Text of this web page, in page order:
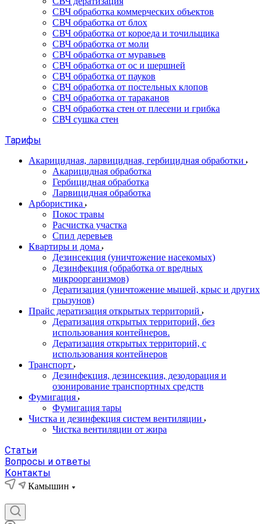
СВЧ обработка коммерческих объектов
СВЧ обработка от блох
СВЧ обработка от короеда и точильщика
СВЧ обработка от моли
СВЧ обработка от муравьев
СВЧ обработка от ос и шершней
СВЧ обработка от пауков
СВЧ обработка от постельных клопов
СВЧ обработка от тараканов
СВЧ обработка стен от плесени и грибка
СВЧ сушка стен
Тарифы
Акарицидная, ларвицидная, гербицидная обработки
Акарицидная обработка
Гербицидная обработка
Ларвицидная обработка
Арбористика
Покос травы
Расчистка участка
Спил деревьев
Квартиры и дома
Дезинсекция (уничтожение насекомых)
Дезинфекция (обработка от вредных
микроорганизмов)
Дератизация (уничтожение мышей, крыс и других
грызунов)
Прайс дератизация открытых территорий
Дератизация открытых территорий, без
использования контейнеров.
Дератизация открытых территорий, с
использования контейнеров
Транспорт
Дезинфекция, дезинсекция, дезодорация и
озонирование транспортных средств
Фумигация
Фумигация тары
Чистка и дезинфекция систем вентиляции
Чистка вентиляции от жира
Статьи
Вопросы и ответы
Контакты
Камышин